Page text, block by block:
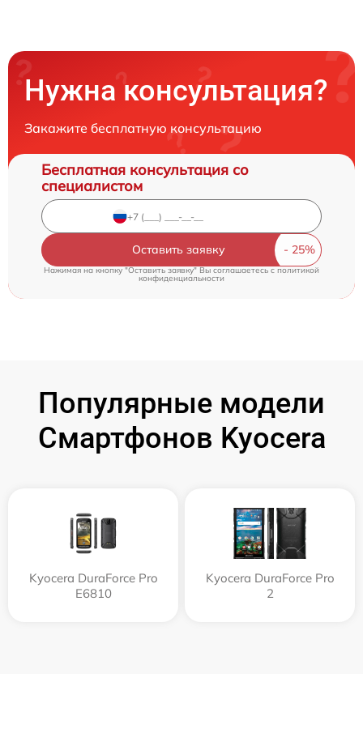
Нужна консультация?
Закажите бесплатную консультацию
Бесплатная консультация со
специалистом
Оставить заявку
Нажимая на кнопку "Оставить заявку" Вы соглашаетесь cполитикой
конфиденциальности
Популярные модели
Смартфонов Kyocera
Kyocera DuraForce Pro
E6810
Kyocera DuraForce Pro
2